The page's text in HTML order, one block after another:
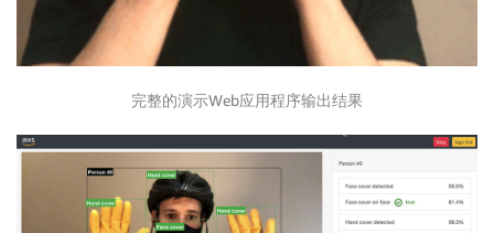
                    ]
                }
            ],
                "Width": 0.21979166567325592,
                "Left": 0.49427083134651184,
                "Top": 0.24296875298023224
            },
            "Confidence": 99.99588012695312,
完整的演示Web应用程序输出结果